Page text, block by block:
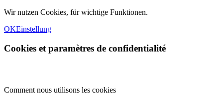
Wir nutzen Cookies, für wichtige Funktionen.
OKEinstellung
Cookies et paramètres de confidentialité
Comment nous utilisons les cookies